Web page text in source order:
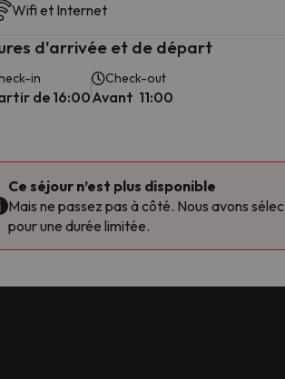
Wifi et Internet
d'arrivée et de départ
in
de 16:00
Check-out
Avant 11:00
Ce séjour n’est plus disponible
Mais ne passez pas à côté. Nous avons
pour une durée limitée.